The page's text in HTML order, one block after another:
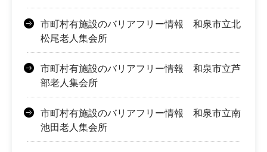
市町村有施設のバリアフリー情報 和泉市立北
松尾老人集会所
市町村有施設のバリアフリー情報 和泉市立芦
部老人集会所
市町村有施設のバリアフリー情報 和泉市立南
池田老人集会所